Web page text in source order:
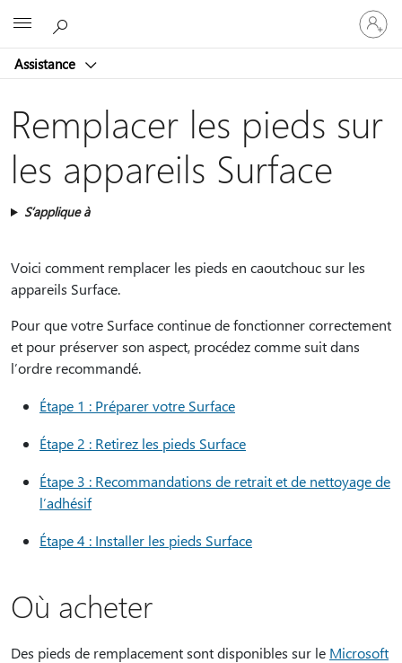
Assistance
vous
à
compte
Remplacer les pieds sur
les appareils Surface
S’applique à
Voici comment remplacer les pieds en caoutchouc sur les
appareils Surface.
Pour que votre Surface continue de fonctionner correctement
et pour préserver son aspect, procédez comme suit dans
l’ordre recommandé.
Étape 1 : Préparer votre Surface
Étape 2 : Retirez les pieds Surface
Étape 3 : Recommandations de retrait et de nettoyage de
l’adhésif
Étape 4 : Installer les pieds Surface
Où acheter
Des pieds de remplacement sont disponibles sur le Microsoft